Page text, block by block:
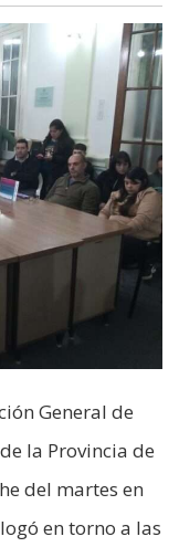
General de
la Provincia de
del martes en
en torno a las